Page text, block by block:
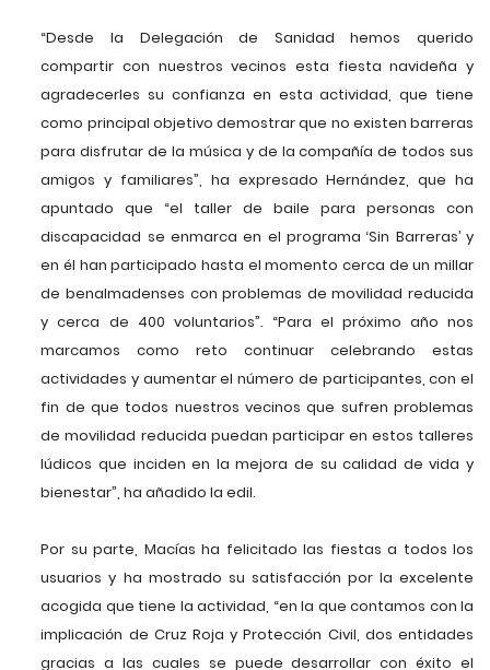
“Desde la Delegación de Sanidad hemos querido
compartir con nuestros vecinos esta fiesta navideña y
agradecerles su confianza en esta actividad, que tiene
como principal objetivo demostrar que no existen barreras
para disfrutar de la música y de la compañía de todos sus
amigos y familiares”, ha expresado Hernández, que ha
apuntado que “el taller de baile para personas con
discapacidad se enmarca en el programa ‘Sin Barreras’ y
en él han participado hasta el momento cerca de un millar
de benalmadenses con problemas de movilidad reducida
y cerca de 400 voluntarios”. “Para el próximo año nos
marcamos como reto continuar celebrando estas
actividades y aumentar el número de participantes, con el
fin de que todos nuestros vecinos que sufren problemas
de movilidad reducida puedan participar en estos talleres
lúdicos que inciden en la mejora de su calidad de vida y
bienestar”, ha añadido la edil.
Por su parte, Macías ha felicitado las fiestas a todos los
usuarios y ha mostrado su satisfacción por la excelente
acogida que tiene la actividad, “en la que contamos con la
implicación de Cruz Roja y Protección Civil, dos entidades
gracias a las cuales se puede desarrollar con éxito el